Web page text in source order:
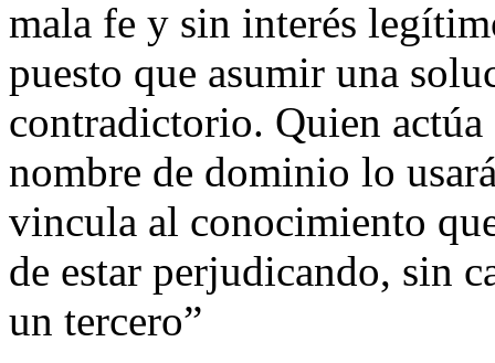
mala fe y sin interés
puesto que asumir una
contradictorio. Quien
nombre de dominio lo
vincula al conocimiento
de estar perjudicando, sin
un tercero”